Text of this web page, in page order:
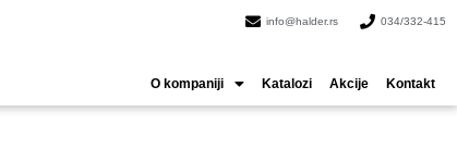
info@halder.rs 034/332-415
O kompaniji Katalozi Akcije Kontakt